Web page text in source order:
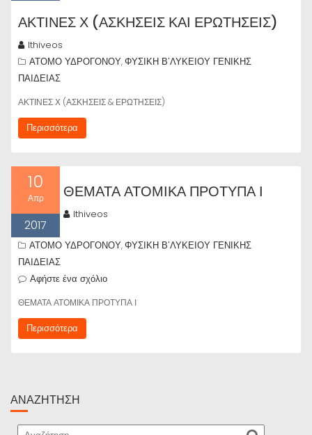
ΑΚΤΙΝΕΣ Χ (ΑΣΚΗΣΕΙΣ ΚΑΙ ΕΡΩΤΗΣΕΙΣ)
lthiveos
ΑΤΟΜΟ ΥΔΡΟΓΟΝΟΥ,ΦΥΣΙΚΗ Β'ΛΥΚΕΙΟΥ ΓΕΝΙΚΗΣ
ΠΑΙΔΕΙΑΣ
ΑΚΤΙΝΕΣ Χ (ΑΣΚΗΣΕΙΣ & ΕΡΩΤΗΣΕΙΣ)
Περισσότερα
10
Απρ
2017
ΘΕΜΑΤΑ ΑΤΟΜΙΚΑ ΠΡΟΤΥΠΑ Ι
lthiveos
ΑΤΟΜΟ ΥΔΡΟΓΟΝΟΥ,ΦΥΣΙΚΗ Β'ΛΥΚΕΙΟΥ ΓΕΝΙΚΗΣ
ΠΑΙΔΕΙΑΣ
Αφήστε ένα σχόλιο
ΘΕΜΑΤΑ ΑΤΟΜΙΚΑ ΠΡΟΤΥΠΑ Ι
Περισσότερα
ΑΝΑΖΉΤΗΣΗ